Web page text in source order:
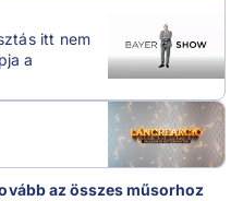
itt nem
a
az összes műsorhoz